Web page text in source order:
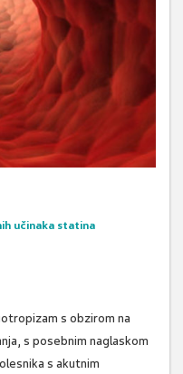
učinaka statina
s obzirom na
s posebnim naglaskom
s akutnim